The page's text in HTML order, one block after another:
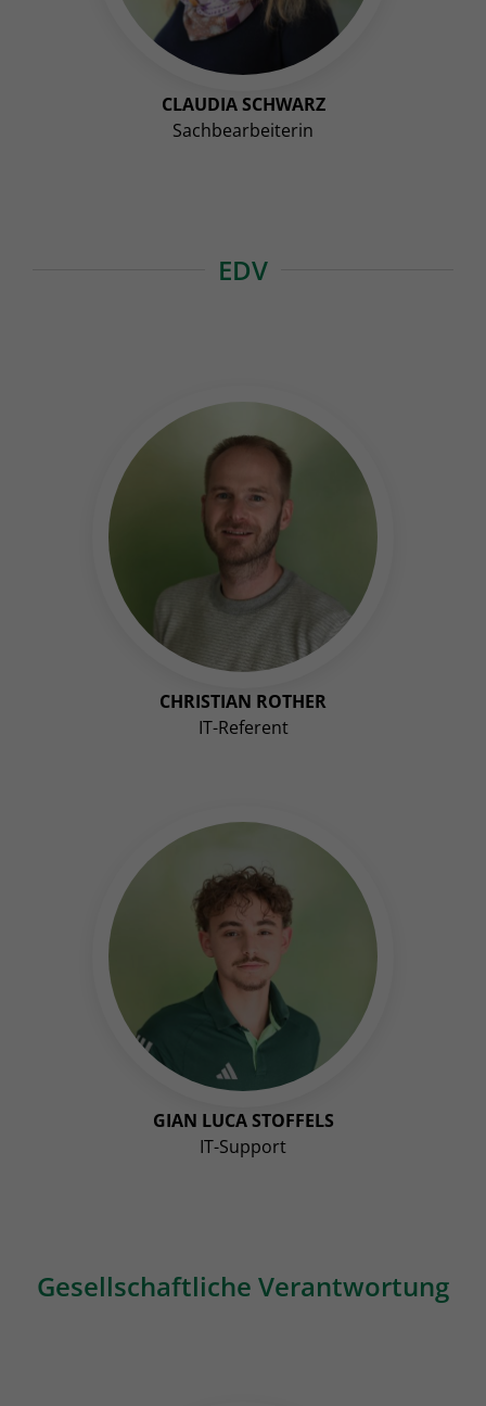
CLAUDIA SCHWARZ
Sachbearbeiterin
EDV
CHRISTIAN ROTHER
IT-Referent
GIAN LUCA STOFFELS
IT-Support
Gesellschaftliche Verantwortung